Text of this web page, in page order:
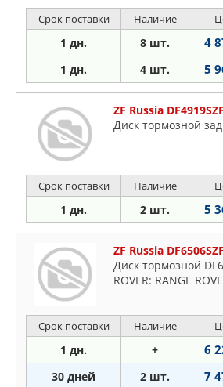
Срок поставки Наличие
1 дн. 8 шт. 4
1 дн. 4 шт. 5
ZF Russia
Диск тормозной
Срок поставки Наличие
1 дн. 2 шт. 5
ZF Russia
Диск тормозной
ROVER: RANGE
Срок поставки Наличие
1 дн. + 6
30 дней 2 шт. 7